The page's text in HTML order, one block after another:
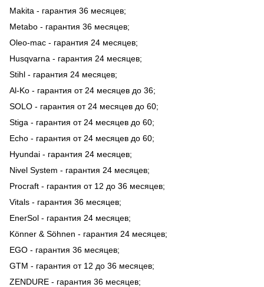
Makita - гарантия 36 месяцев;
Metabo - гарантия 36 месяцев;
Oleo-mac - гарантия 24 месяцев;
Husqvarna - гарантия 24 месяцев;
Stihl - гарантия 24 месяцев;
Al-Ko - гарантия от 24 месяцев до 36;
SOLO - гарантия от 24 месяцев до 60;
Stiga - гарантия от 24 месяцев до 60;
Echo - гарантия от 24 месяцев до 60;
Hyundai - гарантия 24 месяцев;
Nivel System - гарантия 24 месяцев;
Procraft - гарантия от 12 до 36 месяцев;
Vitals - гарантия 36 месяцев;
EnerSol - гарантия 24 месяцев;
Könner & Söhnen - гарантия 24 месяцев;
EGO - гарантия 36 месяцев;
GTM - гарантия от 12 до 36 месяцев;
ZENDURE - гарантия 36 месяцев;